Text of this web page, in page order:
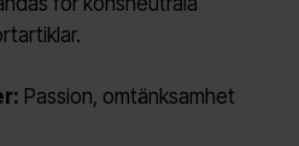
Passion, omtänksamhet